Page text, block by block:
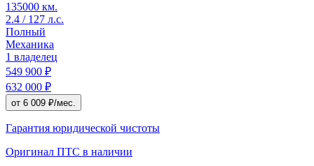
135000 км.
2.4 / 127 л.с.
Полный
Механика
1 владелец
549 900 ₽
632 000 ₽
от 6 009 ₽/мес.
Гарантия юридической чистоты
Оригинал ПТС в наличии